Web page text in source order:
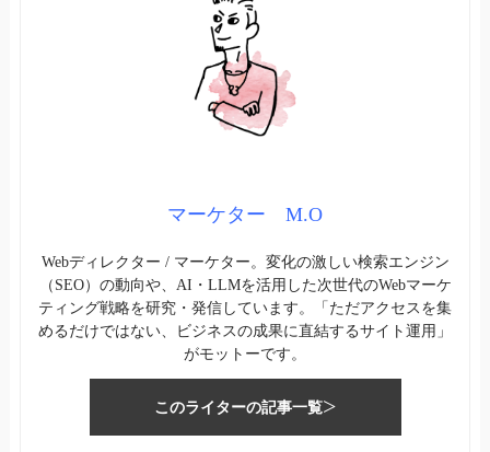
マーケター M.O
Webディレクター / マーケター。変化の激しい検索エンジン
（SEO）の動向や、AI・LLMを活用した次世代のWebマーケ
ティング戦略を研究・発信しています。「ただアクセスを集
めるだけではない、ビジネスの成果に直結するサイト運用」
がモットーです。
このライターの記事一覧